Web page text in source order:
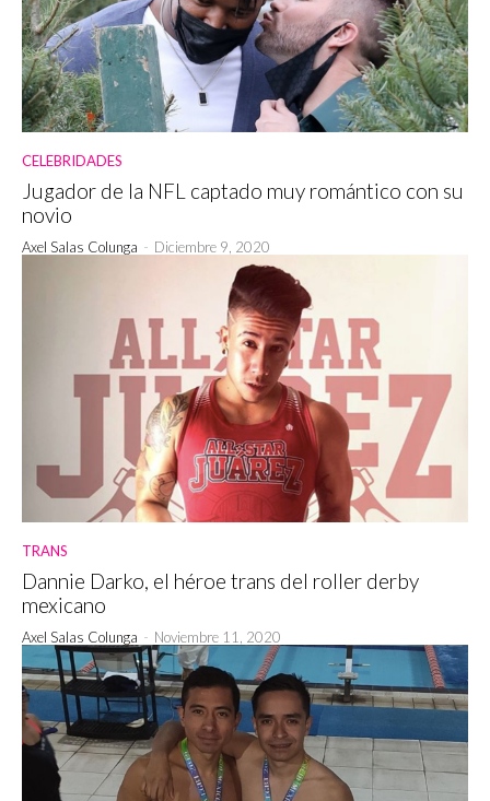
CELEBRIDADES
Jugador de la NFL captado muy romántico con su
novio
Axel Salas Colunga - Diciembre 9, 2020
TRANS
Dannie Darko, el héroe trans del roller derby
mexicano
Axel Salas Colunga - Noviembre 11, 2020